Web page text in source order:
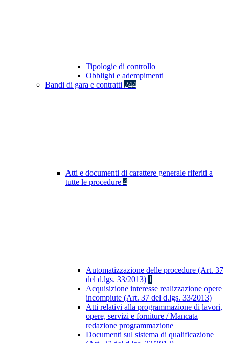
Tipologie di controllo
Obblighi e adempimenti
Bandi di gara e contratti 244
Atti e documenti di carattere generale riferiti a
tutte le procedure 4
Automatizzazione delle procedure (Art. 37
del d.lgs. 33/2013) 1
Acquisizione interesse realizzazione opere
incompiute (Art. 37 del d.lgs. 33/2013)
Atti relativi alla programmazione di lavori,
opere, servizi e forniture / Mancata
redazione programmazione
Documenti sul sistema di qualificazione